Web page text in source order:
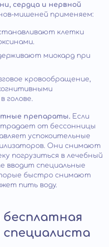
сердца и нервной
мишеней применяем:
клетки
миокард при
кровообращение,
голове.
препараты. Если
от бессонницы
успокоительные
Они снимают
погрузиться в лечебный
вводит специальные
быстро снимают
пить воду.
специалиста